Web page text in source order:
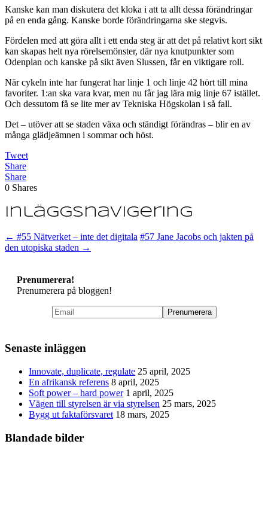
Kanske kan man diskutera det kloka i att ta allt dessa förändringar
på en enda gång. Kanske borde förändringarna ske stegvis.
Fördelen med att göra allt i ett enda steg är att det på relativt kort sikt
kan skapas helt nya rörelsemönster, där nya knutpunkter som
Odenplan och kanske på sikt även Slussen, får en viktigare roll.
När cykeln inte har fungerat har linje 1 och linje 42 hört till mina
favoriter. 1:an ska vara kvar, men nu får jag lära mig linje 67 istället.
Och dessutom få se lite mer av Tekniska Högskolan i så fall.
Det – utöver att se staden växa och ständigt förändras – blir en av
många glädjeämnen i sommar och höst.
Tweet
Share
Share
0 Shares
Inläggsnavigering
← #55 Nätverket – inte det digitala #57 Jane Jacobs och jakten på
den utopiska staden →
Prenumerera!
Prenumerera på bloggen!
Senaste inläggen
Innovate, duplicate, regulate 25 april, 2025
En afrikansk referens 8 april, 2025
Soft power – hard power 1 april, 2025
Vägen till styrelsen är via styrelsen 25 mars, 2025
Bygg ut faktaförsvaret 18 mars, 2025
Blandade bilder